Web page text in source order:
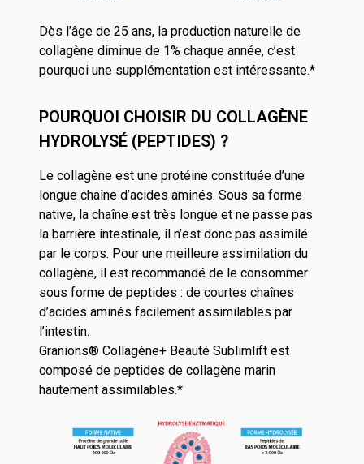
Dès l’âge de 25 ans, la production naturelle de
collagène diminue de 1% chaque année, c’est
pourquoi une supplémentation est intéressante.*
POURQUOI CHOISIR DU COLLAGÈNE
HYDROLYSÉ (PEPTIDES) ?
Le collagène est une protéine constituée d’une
longue chaîne d’acides aminés. Sous sa forme
native, la chaîne est très longue et ne passe pas
la barrière intestinale, il n’est donc pas assimilé
par le corps. Pour une meilleure assimilation du
collagène, il est recommandé de le consommer
sous forme de peptides : de courtes chaînes
d’acides aminés facilement assimilables par
l’intestin.
Granions® Collagène+ Beauté Sublimlift est
composé de peptides de collagène marin
hautement assimilables.*